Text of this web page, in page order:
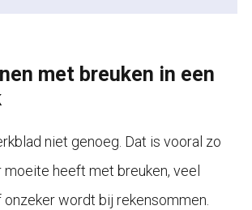
met breuken in een
niet genoeg. Dat is vooral zo
moeite heeft met breuken, veel
wordt bij rekensommen.